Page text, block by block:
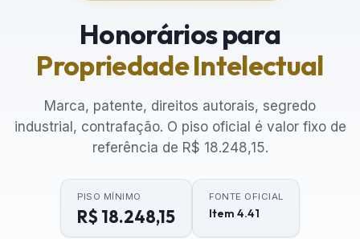
Honorários para
Propriedade Intelectual
Marca, patente, direitos autorais, segredo
industrial, contrafação. O piso oficial é valor fixo de
referência de R$ 18.248,15.
PISO MÍNIMO
R$ 18.248,15
FONTE OFICIAL
Item 4.41